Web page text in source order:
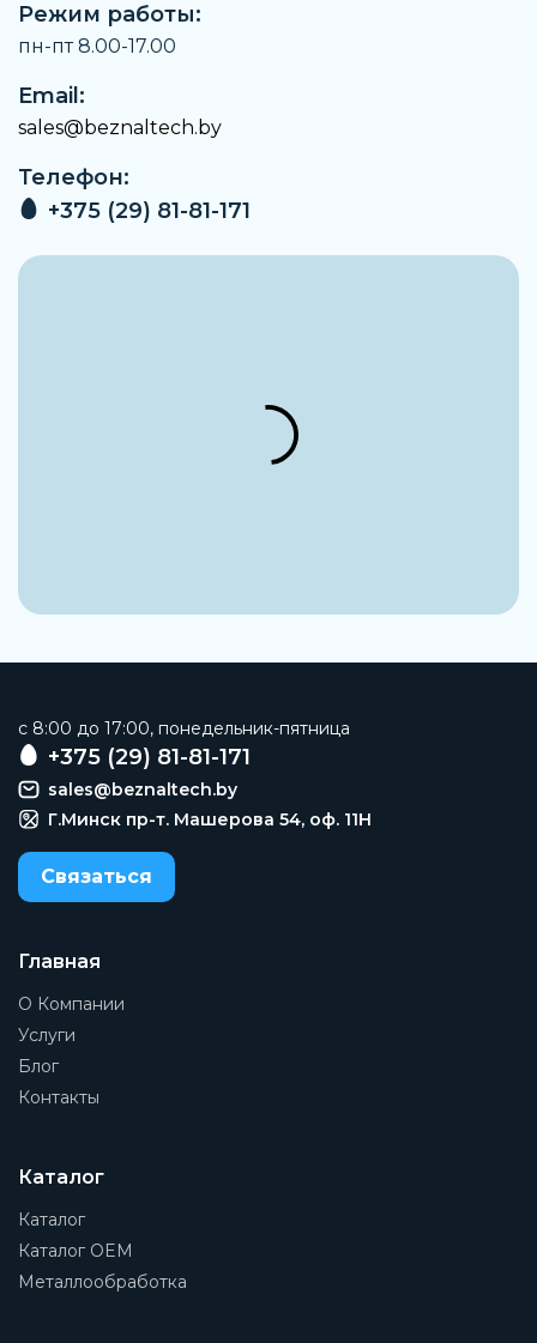
Режим работы:
пн-пт 8.00-17.00
Email:
sales@beznaltech.by
Телефон:
+375 (29) 81-81-171
c 8:00 до 17:00, понедельник-пятница
+375 (29) 81-81-171
sales@beznaltech.by
Г.Минск пр-т. Машерова 54, оф. 11H
Связаться
Главная
О Компании
Услуги
Блог
Контакты
Каталог
Каталог
Каталог OEM
Металлообработка